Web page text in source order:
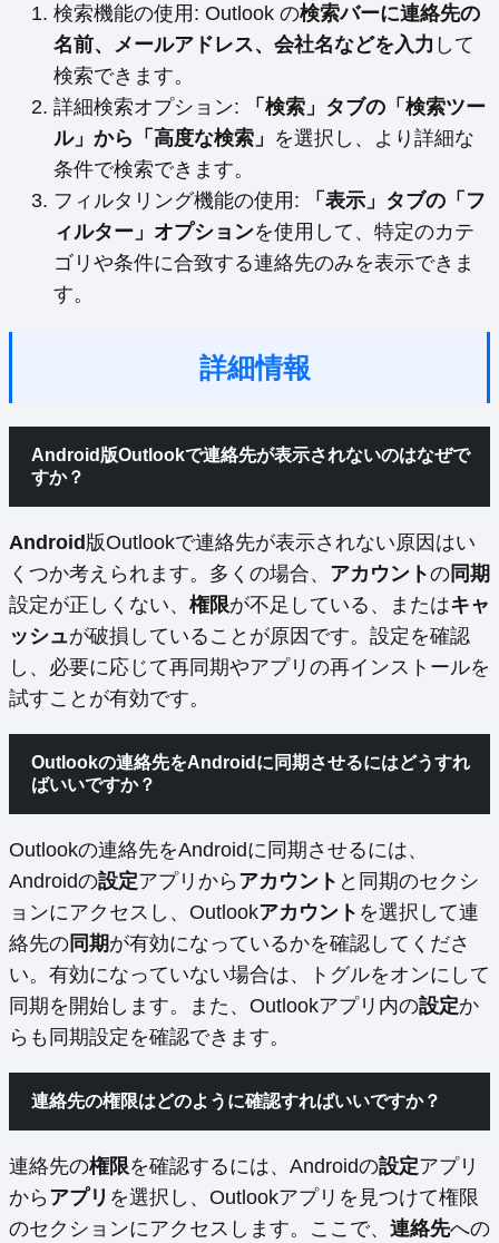
検索機能の使用: Outlook の検索バーに連絡先の
名前、メールアドレス、会社名などを入力 して
検索できます。
詳細検索オプション:
「検索」タブの「検索ツー
ル」から「高度な検索」 を選択し、より詳細な
条件で検索できます。
フィルタリング機能の使用:
「表示」タブの「フ
ィルター」オプションを使用して、特定のカテ
ゴリや条件に合致する連絡先のみを表示できま
す。
詳細情報
Android版Outlookで連絡先が表示されないのはなぜで
すか？
Android 版Outlookで連絡先が表示されない原因はい
くつか考えられます。多くの場合、 アカウントの 同期
設定が正しくない、 権限が不足している、またはキャ
ッシュが破損していることが原因です。設定を確認
し、必要に応じて再同期やアプリの再インストールを
試すことが有効です。
Outlookの連絡先をAndroidに同期させるにはどうすれ
ばいいですか？
Outlookの連絡先をAndroidに同期させるには、
Androidの設定アプリから アカウント と同期のセクシ
ョンにアクセスし、Outlookアカウント を選択して連
絡先の 同期が有効になっているかを確認してくださ
い。有効になっていない場合は、トグルをオンにして
同期を開始します。また、Outlookアプリ内の設定か
らも同期設定を確認できます。
連絡先の権限はどのように確認すればいいですか？
連絡先の権限を確認するには、Androidの設定アプリ
から アプリ を選択し、Outlookアプリを見つけて権限
のセクションにアクセスします。ここで、 連絡先への